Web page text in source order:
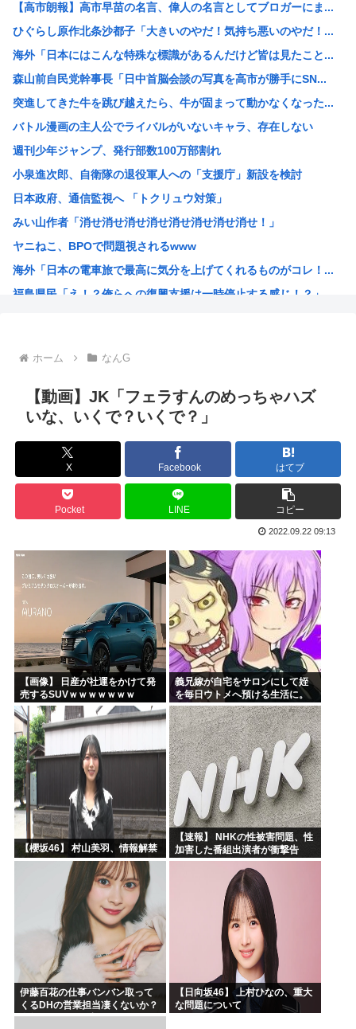
元ジャンポケ斉藤被告、懲役7年を求刑される
AI活用すればするほど残業が増える現実
中国「大洪水！」中国ダム「決壊」地元民「公式発表より死者...
名古屋城本丸御殿の柱に修復不能な傷 「りょうじ」と「カイ...
【閲覧注意】元臆女キャバ嬢の首吊り自●配信、拡散されまく...
【悲報】山里亮太さん、一般人のツイートに反撃開始www
ゼレンスキー大統領、対日外交に不満か…大使らへ強化指示
【画像】椎名林檎（38）「チュートリアル徳井と対談か…ち...
【画像】木村沙織(39)の最新お●ぱいがガチでヤベえええ...
今日ガストで胸糞悪いことがあった→…カップルとバトルして...
【画像】“ルフィ”強盗事件、幹部の男に懲役20年の有罪判...
【悲報】医者「娘さん、ダウン症です」キラキラ女さん「人生...
【高市朗報】高市早苗の名言、偉人の名言としてブロガーにま...
ひぐらし原作北条沙都子「大きいのやだ！気持ち悪いのやだ！...
海外「日本にはこんな特殊な標識があるんだけど皆は見たこと...
森山前自民党幹事長「日中首脳会談の写真を高市が勝手にSN...
突進してきた牛を跳び越えたら、牛が固まって動かなくなった...
バトル漫画の主人公でライバルがいないキャラ、存在しない
週刊少年ジャンプ、発行部数100万部割れ
小泉進次郎、自衛隊の退役軍人への「支援庁」新設を検討
日本政府、通信監視へ 「トクリュウ対策」
みい山作者「消せ消せ消せ消せ消せ消せ消せ消せ！」
ヤニねこ、BPOで問題視されるwww
海外「日本の電車旅で最高に気分を上げてくれるものがコレ！...
福島県民「え！？俺らへの復興支援は一時停止する感じ！？」...
ガンダムSEEDの新台パチ●コ、またコケるwww
高市早苗熊本視察PVを映像ディレクターが本気で分析した結...
みいちゃんのモデルになった人は性格がいいらしい。
『ヤニねこ』の喫煙や覚醒剤の注射シーン、青少年への影響を...
海外「これが文明か！」日本に比べて超石器時代だった英国に...
ゼレンスキー大統領「日本の支援は大きくない」3兆円も支援...
「沢城みゆき」「悠木碧」「坂本真綾」「黒沢ともよ」パチ●...
「安倍晋三」「麻生太郎」「石原慎太郎」「高市早苗」 無礼...
漫画「人間を舐めるなよ…！」←こういう展開好きなんやが
ハンターハンター、とんでもねえ伏線が発掘されるwww
ひなこのーと作者、ついに限界突破
韓国、日本で韓国籍のインフルエンサーが7台の車に当て逃げ...
ホーム なんG
【動画】JK「フェラすんのめっちゃハズ
いな、いくで？いくで？」
X Facebook はてブ
Pocket LINE コピー
2022.09.22 09:13
【画像】 日産が社運をかけて発
売するSUVｗｗｗｗｗｗｗ
義兄嫁が自宅をサロンにして姪
を毎日ウトメへ預ける生活に。
数年後、そのツケが一気に回っ
てきて…
【櫻坂46】 村山美羽、情報解禁
【速報】 NHKの性被害問題、性
加害した番組出演者が衝撃告
白！
伊藤百花の仕事バンバン取って
くるDHの営業担当凄くないか？
今年のボーナス凄いことになり
【日向坂46】 上村ひなの、重大
な問題について